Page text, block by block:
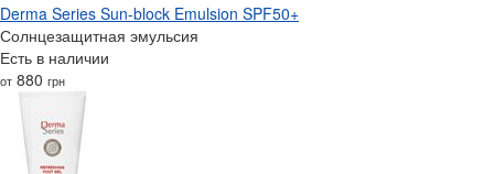
Derma Series Sun-block Emulsion SPF50+
Солнцезащитная эмульсия
Есть в наличии
от 880 грн